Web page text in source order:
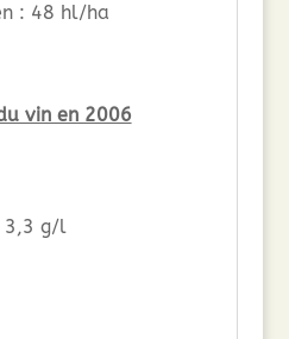
: 48 hl/ha
vin en 2006
3,3 g/l